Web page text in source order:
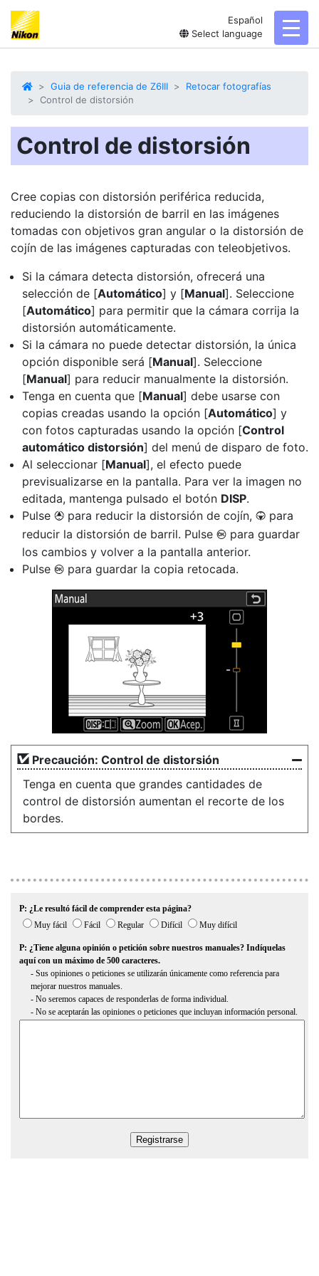
Español
Select language
Guia de referencia de Z6III
Retocar fotografías
Control de distorsión
Control de distorsión
Cree copias con distorsión periférica reducida,
reduciendo la distorsión de barril en las imágenes
tomadas con objetivos gran angular o la distorsión de
cojín de las imágenes capturadas con teleobjetivos.
Si la cámara detecta distorsión, ofrecerá una
selección de [Automático] y [Manual]. Seleccione
[Automático] para permitir que la cámara corrija la
distorsión automáticamente.
Si la cámara no puede detectar distorsión, la única
opción disponible será [Manual]. Seleccione
[Manual] para reducir manualmente la distorsión.
Tenga en cuenta que [Manual] debe usarse con
copias creadas usando la opción [Automático] y
con fotos capturadas usando la opción [Control
automático distorsión] del menú de disparo de foto.
Al seleccionar [Manual], el efecto puede
previsualizarse en la pantalla. Para ver la imagen no
editada, mantenga pulsado el botón DISP.
Pulse 1 para reducir la distorsión de cojín, 3 para
reducir la distorsión de barril. Pulse J para guardar
los cambios y volver a la pantalla anterior.
Pulse J para guardar la copia retocada.
Precaución: Control de distorsión
Tenga en cuenta que grandes cantidades de
control de distorsión aumentan el recorte de los
bordes.